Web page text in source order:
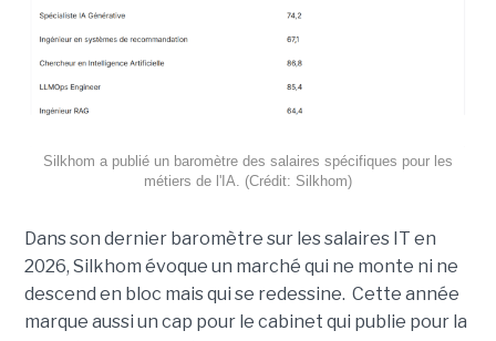
Silkhom a publié un baromètre des salaires spécifiques pour les
métiers de l'IA. (Crédit: Silkhom)
Dans son dernier baromètre sur les salaires IT en
2026, Silkhom évoque un marché qui ne monte ni ne
descend en bloc mais qui se redessine. Cette année
marque aussi un cap pour le cabinet qui publie pour la